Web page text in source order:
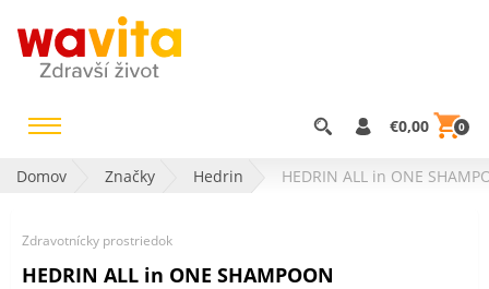
€0,00 0
Domov Značky Hedrin HEDRIN ALL in ONE
Zdravotnícky prostriedok
HEDRIN ALL in ONE SHAMPOON